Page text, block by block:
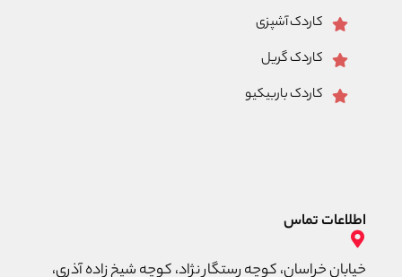
کاردک آشپزی
کاردک گریل
کاردک باربیکیو
اطلاعات تماس
خیابان خراسان، کوچه رستگار نژاد، کوچه شیخ زاده آذری،